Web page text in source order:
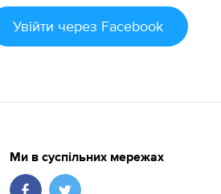
Увійти через Facebook
Ми в суспільних мережах